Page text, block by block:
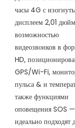
часы 4G с
дисплеем 2,01
возможностью
видеозвонков в
HD,
GPS/Wi-Fi,
пульса & и
также функциями
оповещения SOS —
идеально подходят